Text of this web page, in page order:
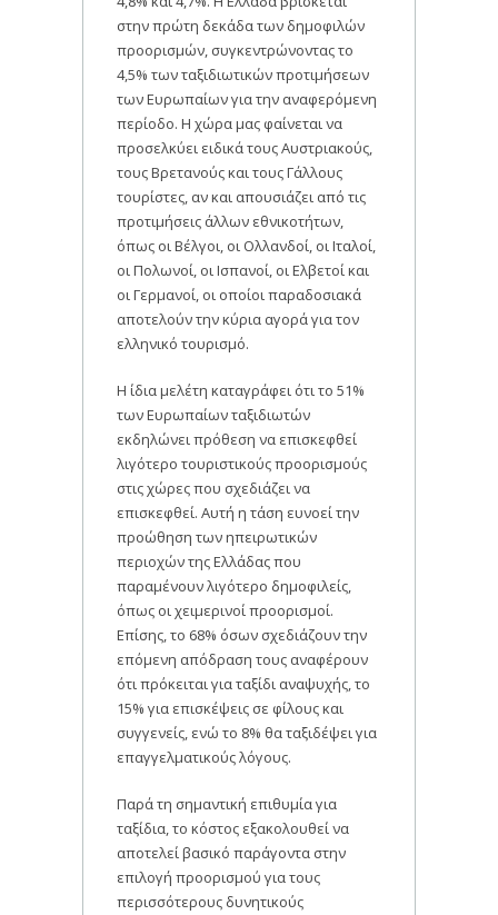
στην πρώτη δεκάδα των δημοφιλών
προορισμών, συγκεντρώνοντας το
4,5% των ταξιδιωτικών προτιμήσεων
των Ευρωπαίων για την αναφερόμενη
περίοδο. Η χώρα μας φαίνεται να
προσελκύει ειδικά τους Αυστριακούς,
τους Βρετανούς και τους Γάλλους
τουρίστες, αν και απουσιάζει από τις
προτιμήσεις άλλων εθνικοτήτων,
όπως οι Βέλγοι, οι Ολλανδοί, οι Ιταλοί,
οι Πολωνοί, οι Ισπανοί, οι Ελβετοί και
οι Γερμανοί, οι οποίοι παραδοσιακά
αποτελούν την κύρια αγορά για τον
ελληνικό τουρισμό.
Η ίδια μελέτη καταγράφει ότι το 51%
των Ευρωπαίων ταξιδιωτών
εκδηλώνει πρόθεση να επισκεφθεί
λιγότερο τουριστικούς προορισμούς
στις χώρες που σχεδιάζει να
επισκεφθεί. Αυτή η τάση ευνοεί την
προώθηση των ηπειρωτικών
περιοχών της Ελλάδας που
παραμένουν λιγότερο δημοφιλείς,
όπως οι χειμερινοί προορισμοί.
Επίσης, το 68% όσων σχεδιάζουν την
επόμενη απόδραση τους αναφέρουν
ότι πρόκειται για ταξίδι αναψυχής, το
15% για επισκέψεις σε φίλους και
συγγενείς, ενώ το 8% θα ταξιδέψει για
επαγγελματικούς λόγους.
Παρά τη σημαντική επιθυμία για
ταξίδια, το κόστος εξακολουθεί να
αποτελεί βασικό παράγοντα στην
επιλογή προορισμού για τους
περισσότερους δυνητικούς